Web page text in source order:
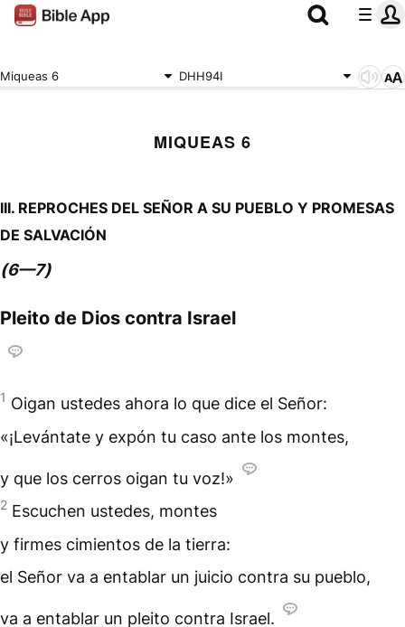
Miqueas 6 DHH94I
MIQUEAS 6
III. REPROCHES DEL SEÑOR A SU PUEBLO Y PROMESAS
DE SALVACIÓN
(6—7)
Pleito de Dios contra Israel
1 Oigan ustedes ahora lo que dice el Señor:
«¡Levántate y expón tu caso ante los montes,
y que los cerros oigan tu voz!»
2 Escuchen ustedes, montes
y firmes cimientos de la tierra:
el Señor va a entablar un juicio contra su pueblo,
va a entablar un pleito contra Israel.